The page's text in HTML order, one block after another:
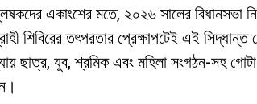
একাংশের মতে, ২০২৬ সালের বিধানসভা
শিবিরের তৎপরতার প্রেক্ষাপটেই এই
ছাত্র, যুব, শ্রমিক এবং মহিলা সংগঠন-সহ